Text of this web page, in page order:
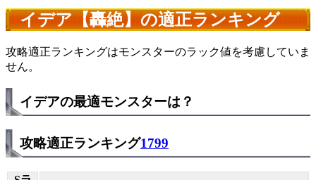
イデア【轟絶】の適正ランキング
攻略適正ランキングはモンスターのラック値を考慮していま
せん。
イデアの最適モンスターは？
攻略適正ランキング1799